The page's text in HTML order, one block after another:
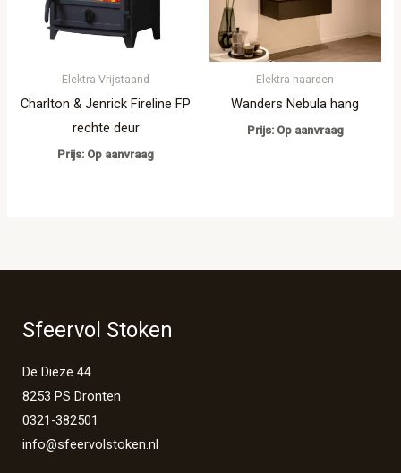
Elektra Vrijstaand
Charlton & Jenrick Fireline FP
rechte deur
Prijs: Op aanvraag
Elektra haarden
Wanders Nebula hang
Prijs: Op aanvraag
Sfeervol Stoken
De Dieze 44
8253 PS Dronten
0321-382501
info@sfeervolstoken.nl